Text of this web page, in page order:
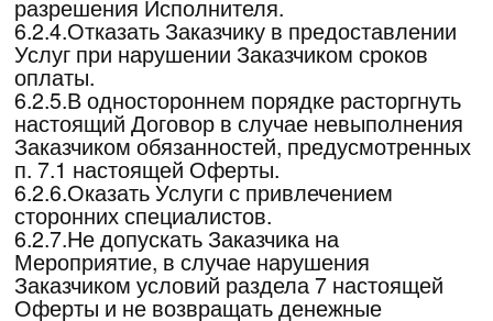
Заказчика на Мероприятие и не возвращать
денежные средства, оплаченные за участие
в Мероприятии, т.к. действия Заказчика
будут считаться односторонним отказом от
принятых на себя обязательств.
7.1.12.Заказчик безоговорочно принимает
условие в соответствии с п. 6.2.8 настоящего
Договора, о проведении Исполнителем
Мероприятия в онлайн формате. При
изменении формата участия, оплаченная
Заказчиком сумма остается без изменения.
Возврату не подлежит.
7.1.13. Заказчик согласен на проведение
Исполнителем фото и видео съемки в
процессе проведения Мероприятия,
Заказчик разрешает использовать фото и
видео с его изображением для рекламных
кампаний своих Мероприятий в
некоммерческих целях.